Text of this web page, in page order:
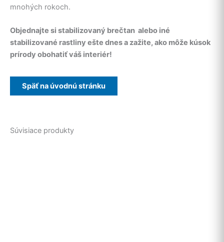
mnohých rokoch.
Objednajte si stabilizovaný brečtan alebo iné
stabilizované rastliny ešte dnes a zažite, ako môže kúsok
prírody obohatiť váš interiér!
Súvisiace produkty